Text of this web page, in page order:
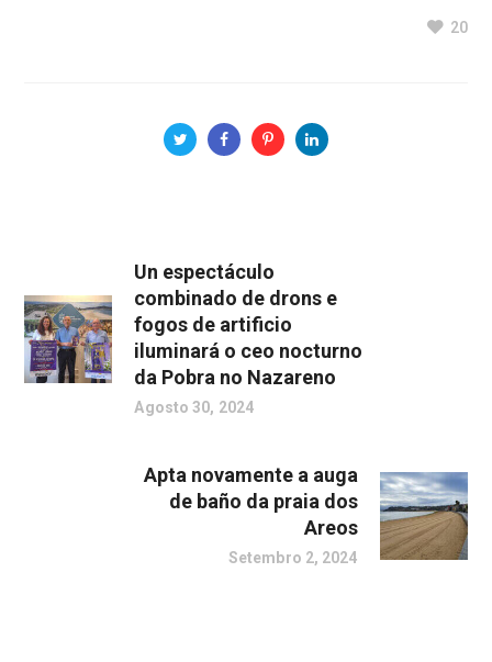
20
Un espectáculo
combinado de drons e
fogos de artificio
iluminará o ceo nocturno
da Pobra no Nazareno
Agosto 30, 2024
Apta novamente a auga
de baño da praia dos
Areos
Setembro 2, 2024